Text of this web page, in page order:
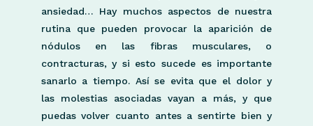
ansiedad… Hay muchos aspectos de nuestra
rutina que pueden provocar la aparición de
nódulos en las fibras musculares, o
contracturas, y si esto sucede es importante
sanarlo a tiempo. Así se evita que el dolor y
las molestias asociadas vayan a más, y que
puedas volver cuanto antes a sentirte bien y